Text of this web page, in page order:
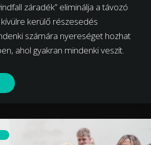
záradék” eliminálja a távozó
kerülő részesedés
számára nyereséget hozhat
ahol gyakran mindenki veszít.